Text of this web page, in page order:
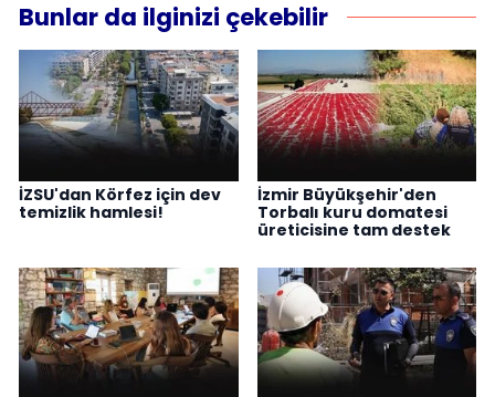
Bunlar da ilginizi çekebilir
İZSU'dan Körfez için dev
temizlik hamlesi!
İzmir Büyükşehir'den
Torbalı kuru domatesi
üreticisine tam destek